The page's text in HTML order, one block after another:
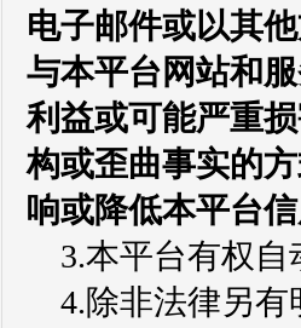
电子邮件或以其
与本平台网站和
利益或可能严重
构或歪曲事实的
响或降低本平台
3.本平台有权
4.除非法律另